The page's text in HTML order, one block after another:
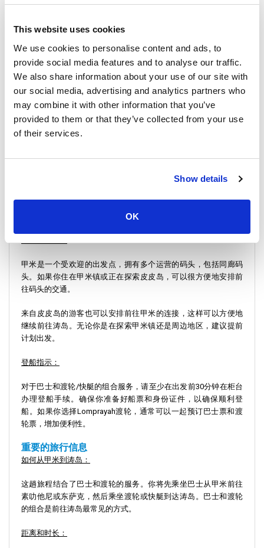
This website uses cookies
We use cookies to personalise content and ads, to
provide social media features and to analyse our traffic.
We also share information about your use of our site with
our social media, advertising and analytics partners who
may combine it with other information that you’ve
provided to them or that they’ve collected from your use
of their services.
Show details
OK
轮、快速船，还是巴士和渡轮的组合服务，我们都能为你提供信
时间表：
从甲米到涛岛的旅程通常需要5到6小时30分钟。每天有4班渡轮，
从甲米的同廊码头出发，抵达涛岛的湄哈码头。最早的出发时间
是早上8点，最晚的出发时间是下午1点。
对于考虑从苏梅岛出发的游客，Lomprayah高速渡轮提供到涛岛
的服务，途中会在苏梅岛和帕岸岛停靠。 Lomprayah高速渡轮 是
一个热门选择，能够快速穿越安达曼海。
甲米到素叻他尼或东萨克的巴士费用，以及到涛岛的渡轮或快速
请务必在高峰旅行期查看最新的票价和座位情况。
甲米是一个受欢迎的出发点，拥有多个运营的码头，包括同廊码
头。如果你住在甲米镇或正在探索皮皮岛，可以很方便地安排前
往码头的交通。
来自皮皮岛的游客也可以安排前往甲米的连接，这样可以方便地
继续前往涛岛。无论你是在探索甲米镇还是周边地区，建议提前
计划出发。
登船指示：
对于巴士和渡轮/快艇的组合服务，请至少在出发前30分钟在柜台
办理登船手续。确保你准备好船票和身份证件，以确保顺利登
船。如果你选择Lomprayah渡轮，通常可以一起预订巴士票和渡
轮票，增加便利性。
重要的旅行信息
如何从甲米到涛岛：
这趟旅程结合了巴士和渡轮的服务。你将先乘坐巴士从甲米前往
素叻他尼或东萨克，然后乘坐渡轮或快艇到达涛岛。巴士和渡轮
的组合是前往涛岛最常见的方式。
距离和时长：